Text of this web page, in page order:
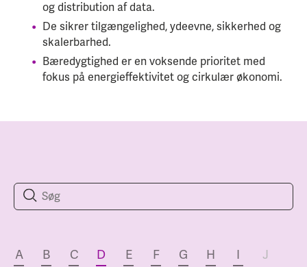
og distribution af data.
De sikrer tilgængelighed, ydeevne, sikkerhed og
skalerbarhed.
Bæredygtighed er en voksende prioritet med
fokus på energieffektivitet og cirkulær økonomi.
A B C D E F G H I
J